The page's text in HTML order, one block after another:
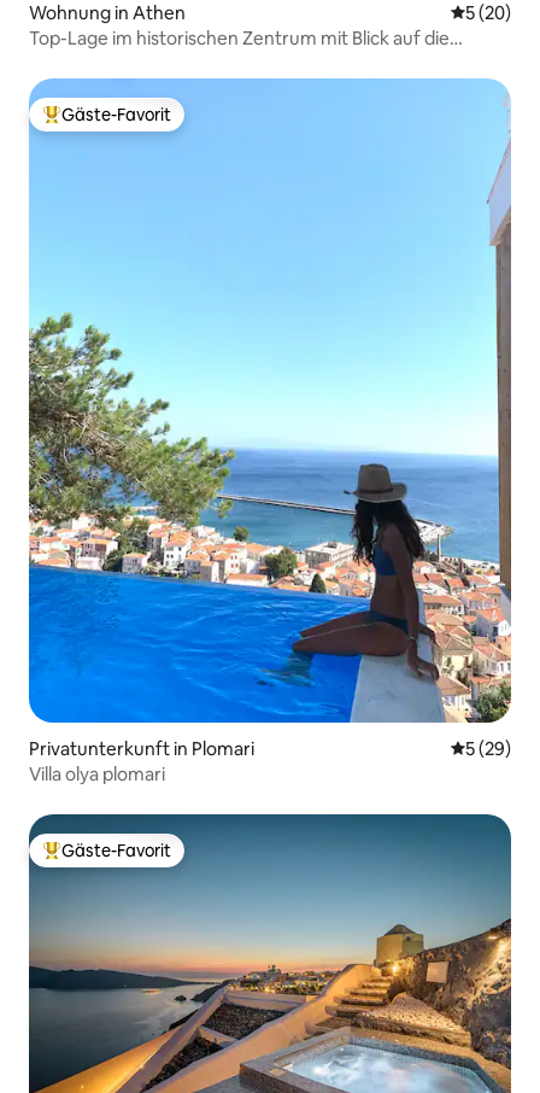
Wohnung in Athen
5 (20)
Top-Lage im historischen Zentrum mit Blick auf die
Beliebter Gäste-Favorit.
Gäste-Favorit
Privatunterkunft in Plomari
5 (29)
Villa olya plomari
Beliebter Gäste-Favorit.
Gäste-Favorit